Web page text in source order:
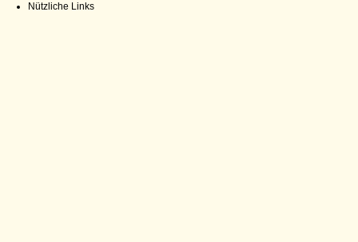
Nützliche Links